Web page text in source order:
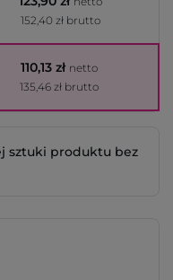
152,40 zł brutto
110,13 zł netto
135,46 zł brutto
sztuki produktu bez